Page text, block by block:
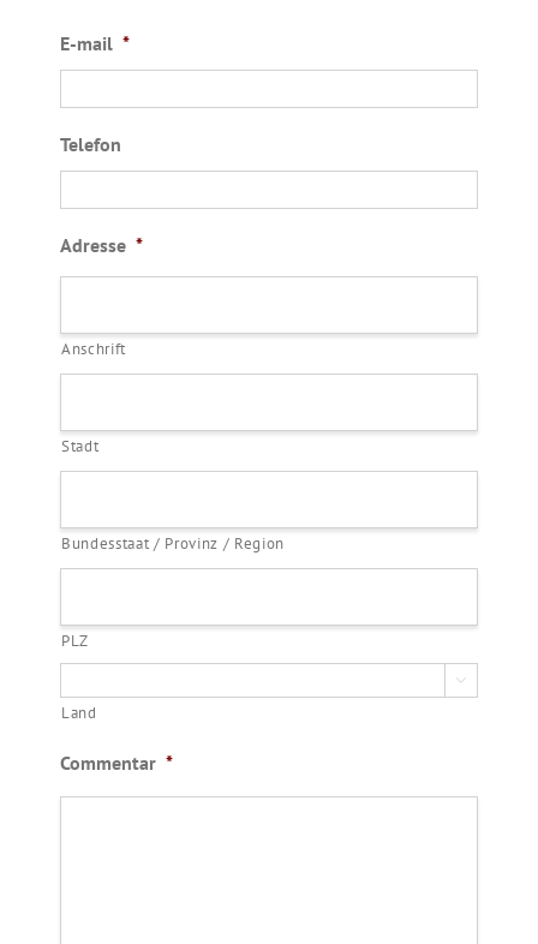
E-mail *
Telefon
Adresse *
Anschrift
Stadt
Bundesstaat / Provinz / Region
PLZ

Land
Commentar *